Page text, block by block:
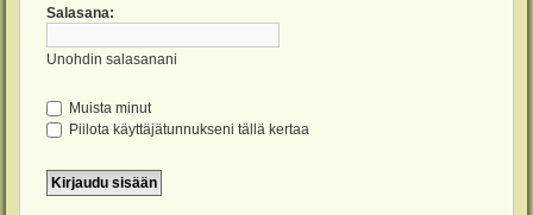
Salasana:
Unohdin salasanani
Muista minut
Piilota käyttäjätunnukseni tällä kertaa